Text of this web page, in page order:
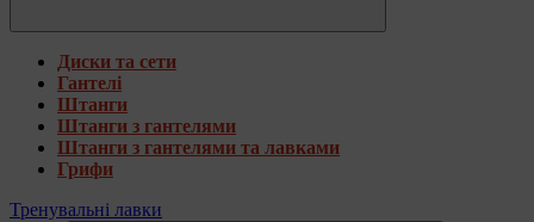
Диски та сети
Гантелі
Штанги
Штанги з гантелями
Штанги з гантелями та лавками
Грифи
Тренувальні лавки